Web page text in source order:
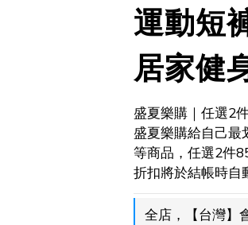
運動短
居家健
盛夏樂購｜任選2
盛夏樂購給自己最
等商品，任選2件
折扣將於結帳時自
全店，【台灣】